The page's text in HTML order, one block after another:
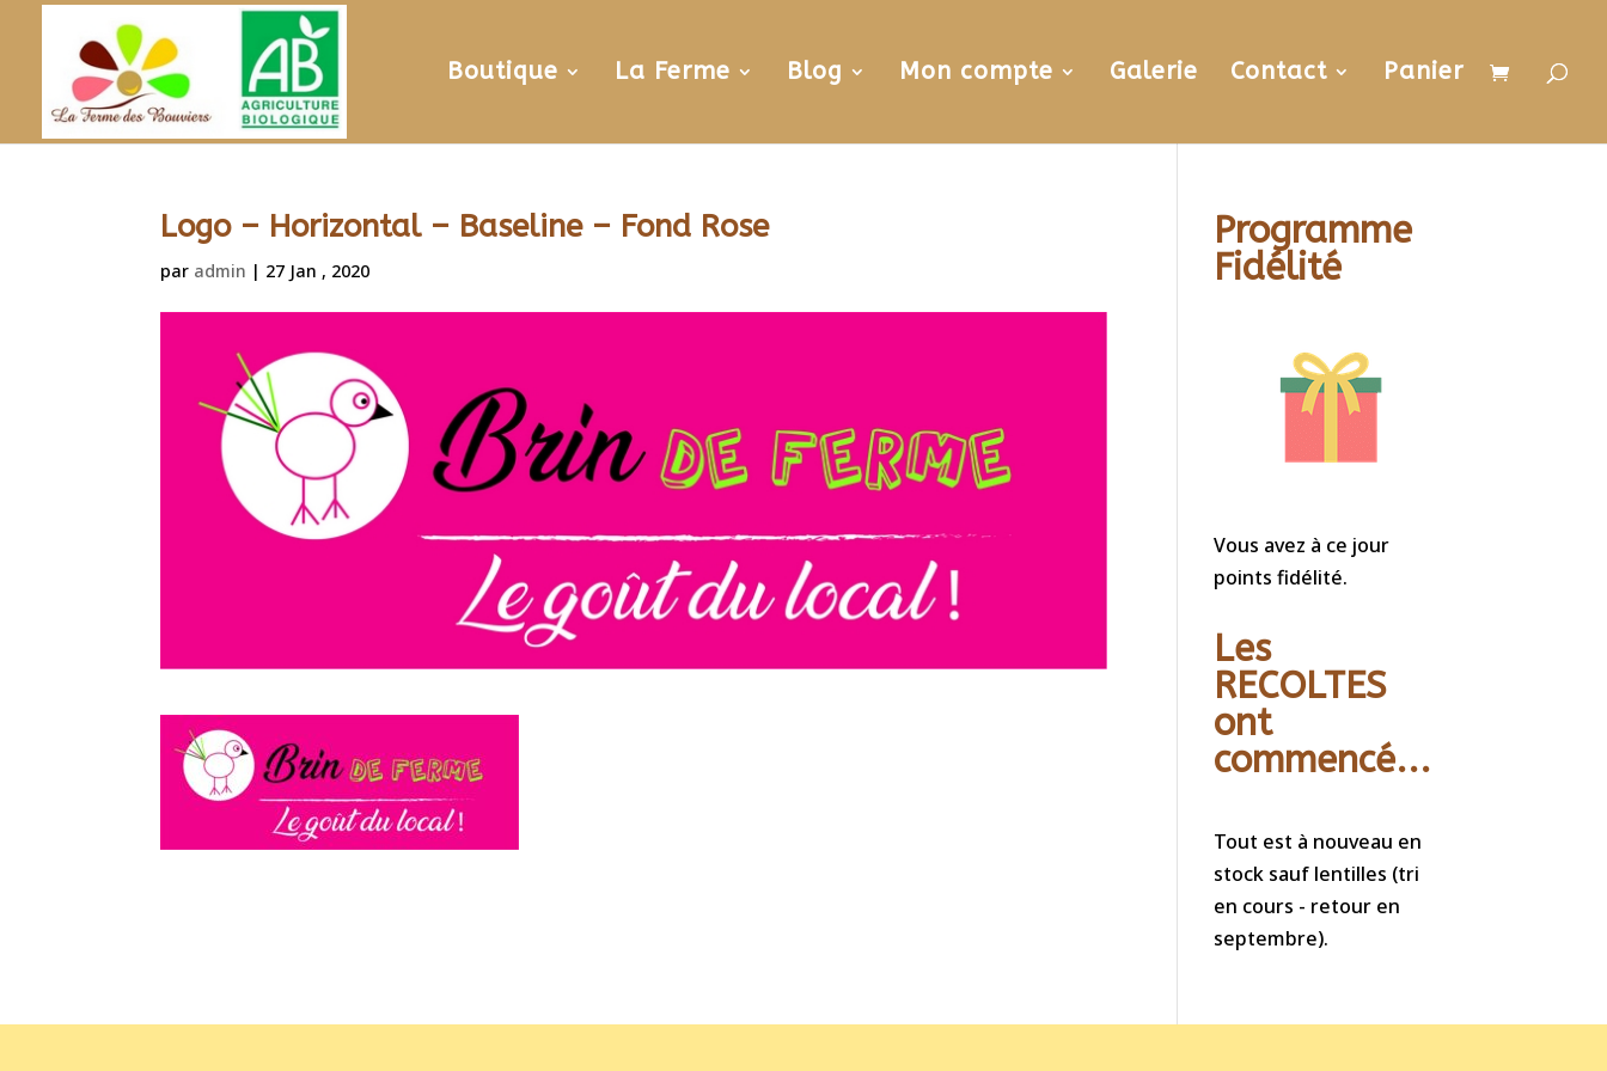
Boutique La Ferme Blog Mon compte Galerie Contact Panier
Logo – Horizontal – Baseline – Fond Rose
par admin | 27 Jan , 2020
Programme
Fidélité
Vous avez à ce jour
points fidélité.
Les
RECOLTES
ont
commencé...
Tout est à nouveau en
stock sauf lentilles (tri
en cours - retour en
septembre).